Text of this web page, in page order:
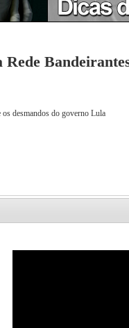
Rede
os desmandos do governo Lula